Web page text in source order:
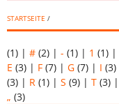
STARTSEITE /
(1) | # (2) | - (1) | 1 (1) |
E (3) | F (7) | G (7) | I (3)
(3) | R (1) | S (9) | T (3) |
„ (3)